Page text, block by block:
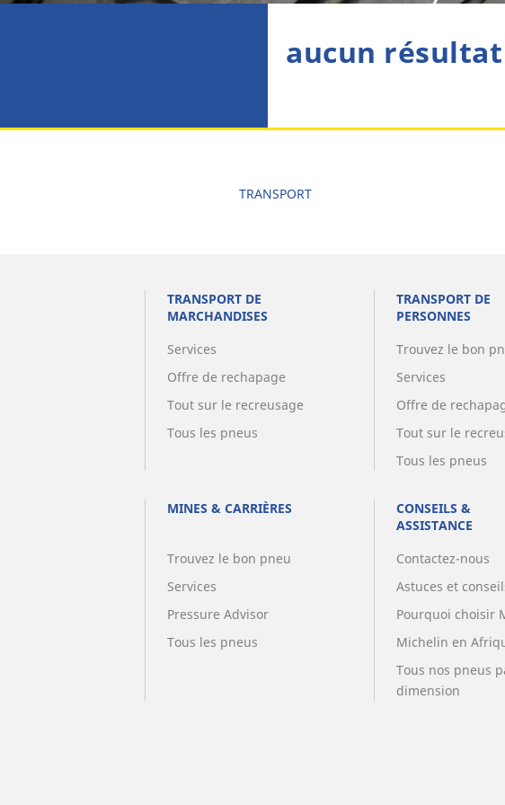
aucun
TRANSPORT
TRANSPORT DE
MARCHANDISES
Services
Offre de rechapage
Tout sur le recreusage
Tous les pneus
TRANSPORT DE
PERSONNES
Trouvez le bon
Services
Offre de
Tout sur le
Tous les pneus
MINES & CARRIÈRES
Trouvez le bon pneu
Services
Pressure Advisor
Tous les pneus
CONSEILS &
ASSISTANCE
Contactez-nous
Astuces et
Pourquoi choisir
Michelin en
Tous nos pneus
dimension